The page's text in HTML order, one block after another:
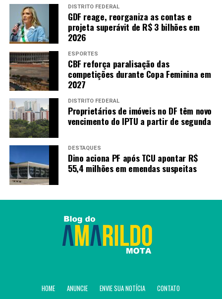
DISTRITO FEDERAL
GDF reage, reorganiza as contas e
projeta superávit de R$ 3 bilhões em
2026
ESPORTES
CBF reforça paralisação das
competições durante Copa Feminina em
2027
DISTRITO FEDERAL
Proprietários de imóveis no DF têm novo
vencimento do IPTU a partir de segunda
DESTAQUES
Dino aciona PF após TCU apontar R$
55,4 milhões em emendas suspeitas
HOME ANUNCIE ENVIE SUA NOTÍCIA CONTATO